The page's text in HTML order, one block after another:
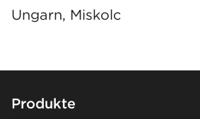
Ungarn, Miskolc
Footer
Produkte